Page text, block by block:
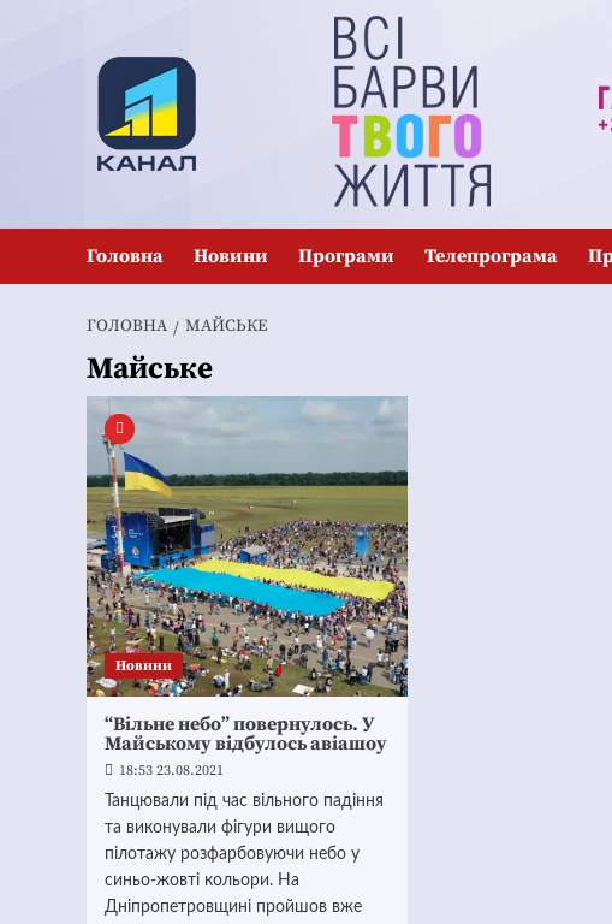
Головна Новини Програми Телепрограма
ГОЛОВНА МАЙСЬКЕ
Майське
Новини
“Вільне небо” повернулось. У
Майському відбулось авіашоу
18:53 23.08.2021
Танцювали під час вільного падіння
та виконували фігури вищого
пілотажу розфарбовуючи небо у
синьо-жовті кольори. На
Дніпропетровщині пройшов вже